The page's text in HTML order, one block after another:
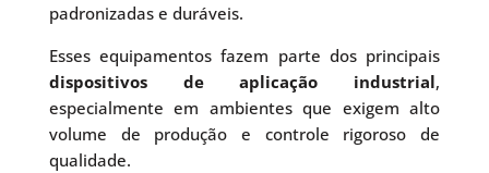
padronizadas e duráveis.
Esses equipamentos fazem parte dos principais
dispositivos de aplicação industrial,
especialmente em ambientes que exigem alto
volume de produção e controle rigoroso de
qualidade.